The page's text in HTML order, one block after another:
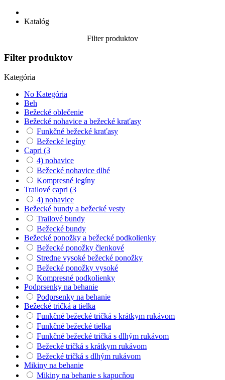
Katalóg
Filter produktov
Filter produktov
Kategória
No Kategória
Beh
Bežecké oblečenie
Bežecké nohavice a bežecké kraťasy
Funkčné bežecké kraťasy
Bežecké legíny
Capri (3
4) nohavice
Bežecké nohavice dlhé
Kompresné legíny
Trailové capri (3
4) nohavice
Bežecké bundy a bežecké vesty
Trailové bundy
Bežecké bundy
Bežecké ponožky a bežecké podkolienky
Bežecké ponožky členkové
Stredne vysoké bežecké ponožky
Bežecké ponožky vysoké
Kompresné podkolienky
Podprsenky na behanie
Podprsenky na behanie
Bežecké tričká a tielka
Funkčné bežecké tričká s krátkym rukávom
Funkčné bežecké tielka
Funkčné bežecké tričká s dlhým rukávom
Bežecké tričká s krátkym rukávom
Bežecké tričká s dlhým rukávom
Mikiny na behanie
Mikiny na behanie s kapucňou